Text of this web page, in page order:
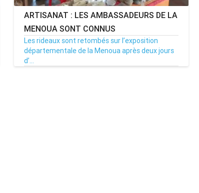
ARTISANAT : LES AMBASSADEURS DE LA
MENOUA SONT CONNUS
Les rideaux sont retombés sur l’exposition
départementale de la Menoua après deux jours
d’...